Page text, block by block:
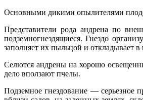
Основными дикими опылителями
Представители рода андрена по
подземногнездящиеся. Гнездо
заполняет их пыльцой и откладывает
Селются андрены на хорошо
дело вползают пчелы.
Подземное гнездование — серьезное